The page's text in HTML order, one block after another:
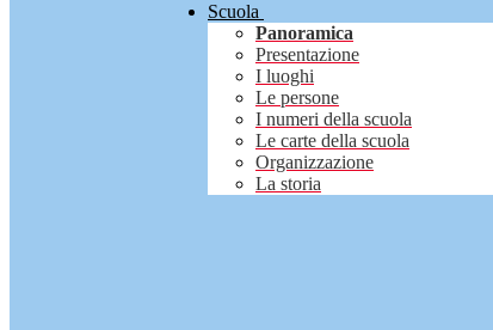
Scuola
Panoramica
Presentazione
I luoghi
Le persone
I numeri della scuola
Le carte della scuola
Organizzazione
La storia